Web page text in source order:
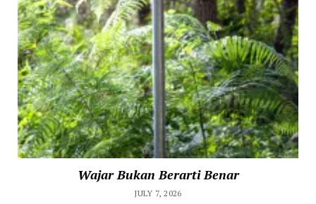
Wajar Bukan Berarti Benar
JULY 7, 2026